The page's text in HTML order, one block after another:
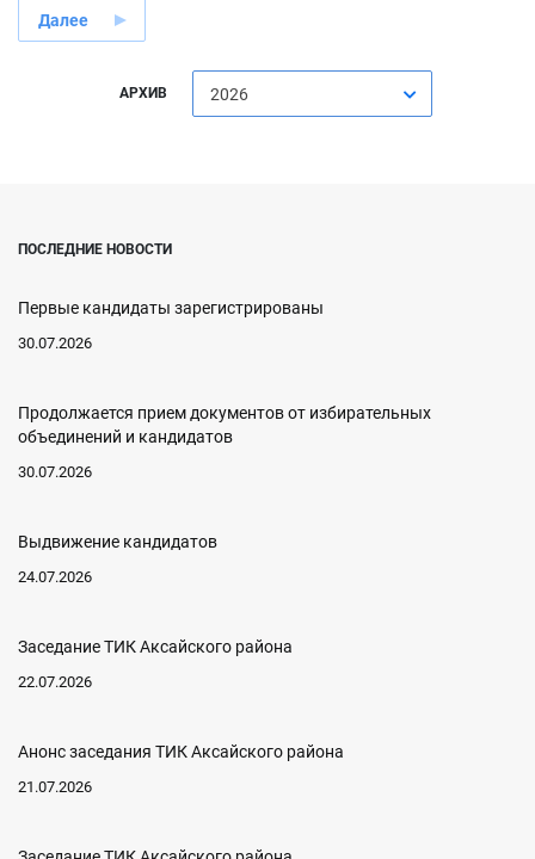
Далее
АРХИВ 2026
ПОСЛЕДНИЕ НОВОСТИ
Первые кандидаты зарегистрированы
30.07.2026
Продолжается прием документов от избирательных
объединений и кандидатов
30.07.2026
Выдвижение кандидатов
24.07.2026
Заседание ТИК Аксайского района
22.07.2026
Анонс заседания ТИК Аксайского района
21.07.2026